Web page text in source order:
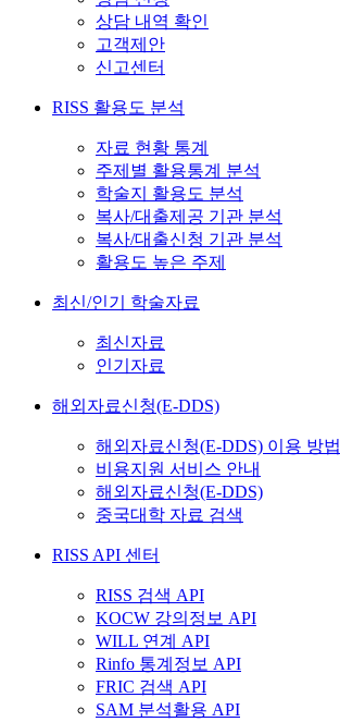
상담 내역 확인
고객제안
신고센터
RISS 활용도 분석
자료 현황 통계
주제별 활용통계 분석
학술지 활용도 분석
복사/대출제공 기관 분석
복사/대출신청 기관 분석
활용도 높은 주제
최신/인기 학술자료
최신자료
인기자료
해외자료신청(E-DDS)
해외자료신청(E-DDS) 이용 방법
비용지원 서비스 안내
해외자료신청(E-DDS)
중국대학 자료 검색
RISS API 센터
RISS 검색 API
KOCW 강의정보 API
WILL 연계 API
Rinfo 통계정보 API
FRIC 검색 API
SAM 분석활용 API